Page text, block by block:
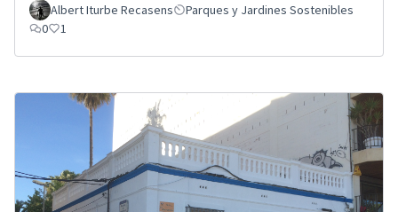
Albert Iturbe Recasens
Parques y Jardines Sostenibles
0
1